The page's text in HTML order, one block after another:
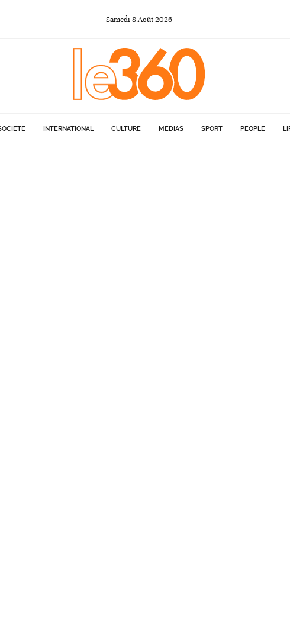
Samedi 8Août2026
INTERNATIONAL CULTURE MÉDIAS SPORT PEOPLE